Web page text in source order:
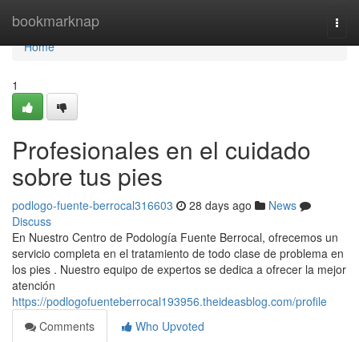
bookmarknap
Home
Home
1
Profesionales en el cuidado
sobre tus pies
podlogo-fuente-berrocal316603 28 days ago
News
Discuss
En Nuestro Centro de Podología Fuente Berrocal, ofrecemos un
servicio completa en el tratamiento de todo clase de problema en
los pies . Nuestro equipo de expertos se dedica a ofrecer la mejor
atención
https://podlogofuenteberrocal193956.theideasblog.com/profile
Comments
Who Upvoted